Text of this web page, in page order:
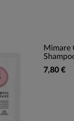
Mimare
7,80 €